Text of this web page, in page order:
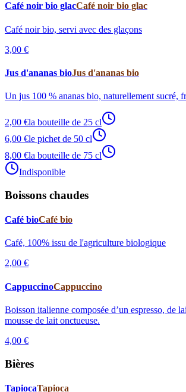
Café noir bio glacCafé noir bio glac
Café noir bio, servi avec des glaçons
3,00 €
Jus d'ananas bioJus d'ananas bio
Un jus 100 % ananas bio, naturellement sucré,
2,00 €la bouteille de 25 cl
6,00 €le pichet de 50 cl
8,00 €la bouteille de 75 cl
Indisponible
Boissons chaudes
Café bioCafé bio
Café, 100% issu de l'agriculture biologique
2,00 €
CappuccinoCappuccino
Boisson italienne composée d’un espresso, de
mousse de lait onctueuse.
4,00 €
Bières
TapiocaTapioca